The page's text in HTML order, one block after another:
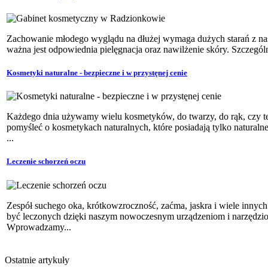
Zachowanie młodego wyglądu na dłużej wymaga dużych starań z
ważna jest odpowiednia pielęgnacja oraz nawilżenie skóry.
Kosmetyki naturalne - bezpieczne i w przystęnej cenie
Każdego dnia używamy wielu kosmetyków, do twarzy, do rąk, czy
pomyśleć o kosmetykach naturalnych, które posiadają tylko
...
Leczenie schorzeń oczu
Zespół suchego oka, krótkowzroczność, zaćma, jaskra i wiele
być leczonych dzięki naszym nowoczesnym urządzeniom i
Wprowadzamy...
Ostatnie artykuły